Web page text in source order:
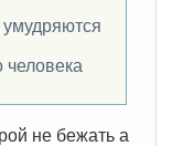
человека
не бежать а